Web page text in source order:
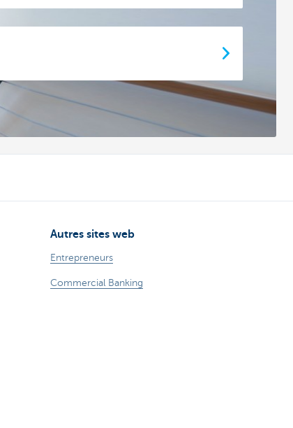
Autres sites web
Entrepreneurs
Commercial Banking